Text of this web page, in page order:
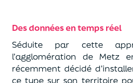
Des données en temps réel
Séduite par cette
l’agglomération de Metz
récemment décidé
ce type sur son territoire